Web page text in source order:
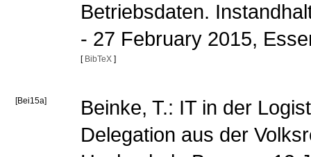
Betriebsdaten.
- 27 February 2015,
[ BibTeX ]
[Bei15a]
Beinke, T.: IT in der
Delegation aus der